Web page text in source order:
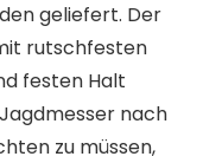
geliefert. Der
rutschfesten
festen Halt
nach
zu müssen,